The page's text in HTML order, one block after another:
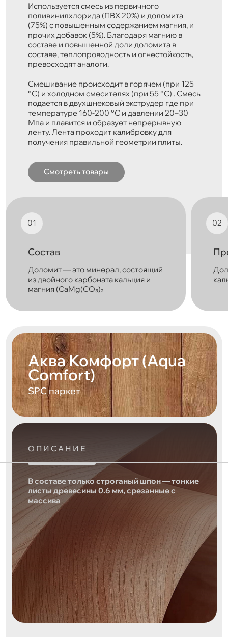
Используется смесь из первичного
поливинилхлорида (ПВХ 20%) и доломита
(75%) с повышенным содержанием магния, и
прочих добавок (5%). Благодаря магнию в
составе и повышенной доли доломита в
составе, теплопроводность и огнестойкость,
превосходят аналоги.
Смешивание происходит в горячем (при 125
°C) и холодном смесителях (при 55 °C) . Смесь
подается в двухшнековый экструдер где при
температуре 160-200 °C и давлении 20–30
Мпа и плавится и образует непрерывную
ленту. Лента проходит калибровку для
получения правильной геометрии плиты.
Смотреть товары
Состав
Доломит — это минерал, состоящий
из двойного карбоната кальция и
магния (CaMg(CO₃)₂
Аква Комфорт (Aqua
Comfort)
SPC паркет
ОПИСАНИЕ
В составе только строганый шпон — тонкие
листы древесины 0.6 мм, срезанные с
массива